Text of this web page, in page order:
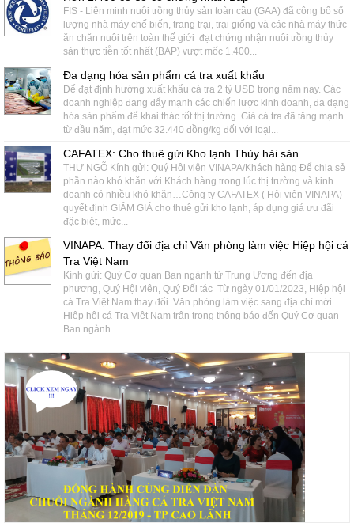
FIS - Liên minh nuôi trồng thủy sản toàn cầu (GAA) đã công bố số
lượng nhà máy chế biến, trang trại, trại giống và các nhà máy thức
ăn chăn nuôi trên toàn thế giới đạt chứng nhận nuôi trồng thủy
sản thực tiễn tốt nhất (BAP) vượt mốc 1.400...
Đa dạng hóa sản phẩm cá tra xuất khẩu
Để đạt định hướng xuất khẩu cá tra 2 tỷ USD trong năm nay. Các
doanh nghiệp đang đẩy mạnh các chiến lược kinh doanh, đa dạng
hóa sản phẩm để khai thác tốt thị trường. Giá cá tra đã tăng mạnh
từ đầu năm, đạt mức 32.440 đồng/kg đối với loại...
CAFATEX: Cho thuê gửi Kho lạnh Thủy hải sản
THƯ NGÕ Kính gửi: Quý Hội viên VINAPA/Khách hàng Để chia sẻ
phần nào khó khăn với Khách hàng trong lúc thị trường và kinh
doanh có nhiều khó khăn…Công ty CAFATEX ( Hội viên VINAPA)
quyết định GIẢM GIÁ cho thuê gửi kho lạnh, áp dụng giá ưu đãi
đặc biệt, mức...
VINAPA: Thay đổi địa chỉ Văn phòng làm việc Hiệp hội cá
Tra Việt Nam
Kính gửi: Quý Cơ quan Ban ngành từ Trung Ương đến địa
phương, Quý Hội viên, Quý Đối tác Từ ngày 01/01/2023, Hiệp hội
cá Tra Việt Nam thay đổi Văn phòng làm việc sang địa chỉ mới.
Hiệp hội cá Tra Việt Nam trân trọng thông báo đến Quý Cơ quan
Ban ngành...